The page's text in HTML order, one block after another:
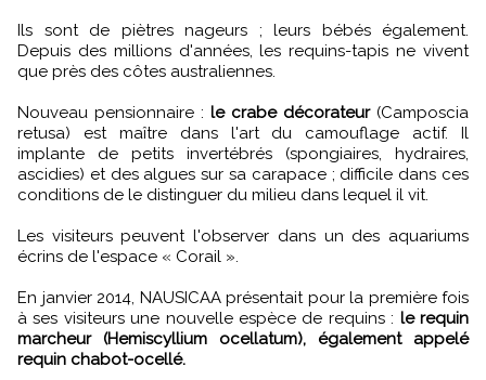
Ils sont de piètres nageurs ; leurs bébés également.
Depuis des millions d'années, les requins-tapis ne vivent
que près des côtes australiennes.
Nouveau pensionnaire : le crabe décorateur(Camposcia
retusa) est maître dans l'art du camouflage actif. Il
implante de petits invertébrés (spongiaires, hydraires,
ascidies) et des algues sur sa carapace ; difficile dans ces
conditions de le distinguer du milieu dans lequel il vit.
Les visiteurs peuvent l'observer dans un des aquariums
écrins de l'espace « Corail ».
En janvier 2014, NAUSICAA présentait pour la première fois
à ses visiteurs une nouvelle espèce de requins : le requin
marcheur (Hemiscyllium ocellatum), également appelé
requin chabot-ocellé.